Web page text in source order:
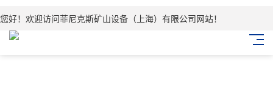
您好！欢迎访问菲尼克斯矿山设备（上海）有限公司网站！